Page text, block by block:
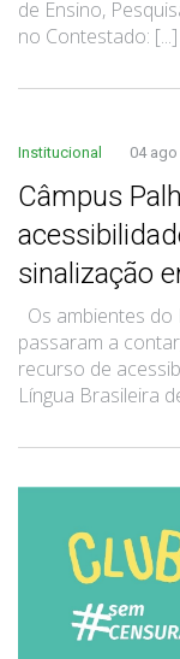
de Ensino,
no Contestado: [...]
Institucional 04
Câmpus
sinalização
Os ambientes do
passaram a
recurso de
Língua Brasileira